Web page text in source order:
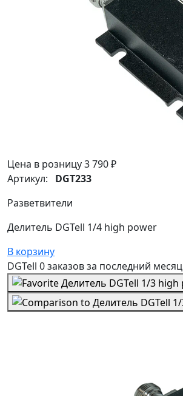
Цена в розницу3 790 ₽
Артикул: DGT233
Разветвители
Делитель DGTell 1/4 high power
В корзину
DGTell 0 заказовза последний месяц